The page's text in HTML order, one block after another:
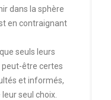
dans la sphère
en contraignant
seuls leurs
peut-être certes
et informés,
seul choix.